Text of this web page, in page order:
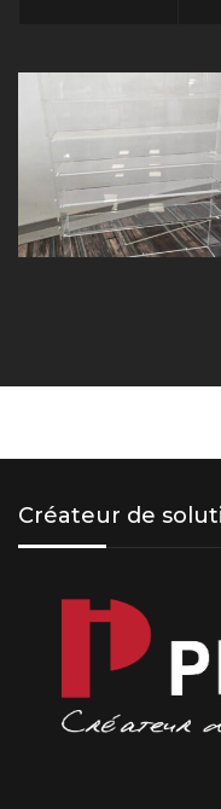
Créateur de